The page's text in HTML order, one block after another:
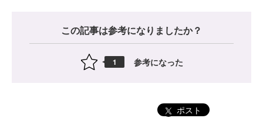
この記事は参考になりましたか？
1 参考になった
ポスト